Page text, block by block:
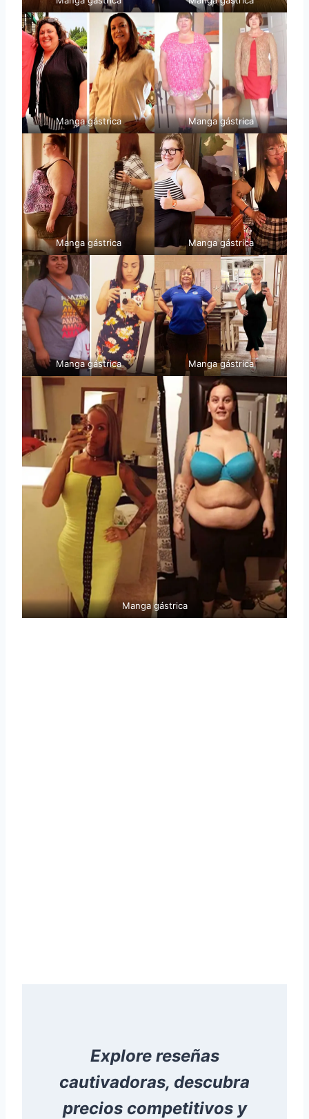
Manga gástrica Manga gástrica
Manga gástrica Manga gástrica
Manga gástrica Manga gástrica
Manga gástrica
Explore reseñas
cautivadoras, descubra
precios competitivos y